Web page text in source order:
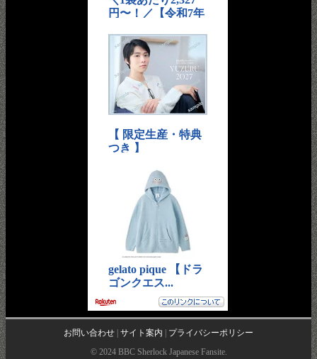
お問い合わせ | サイト案内 | プライバシーポリシー
© 2024 BBC Sherlock Japanese Fansite.